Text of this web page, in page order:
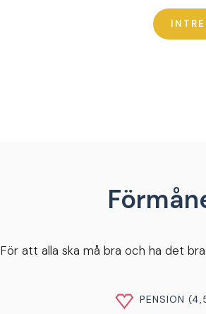
För att alla ska må bra och ha det
PENSION